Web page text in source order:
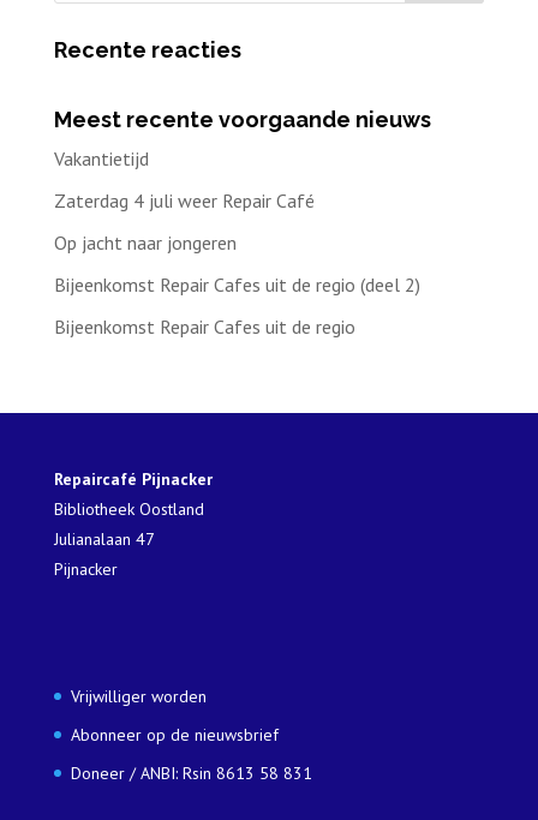
Recente reacties
Meest recente voorgaande nieuws
Vakantietijd
Zaterdag 4 juli weer Repair Café
Op jacht naar jongeren
Bijeenkomst Repair Cafes uit de regio (deel 2)
Bijeenkomst Repair Cafes uit de regio
Repaircafé Pijnacker
Bibliotheek Oostland
Julianalaan 47
Pijnacker
Vrijwilliger worden
Abonneer op de nieuwsbrief
Doneer / ANBI: Rsin 8613 58 831